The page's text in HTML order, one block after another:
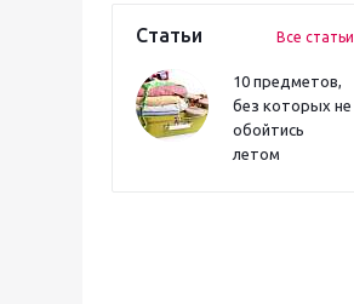
Статьи Все статьи
10 предметов,
без которых не
обойтись
летом